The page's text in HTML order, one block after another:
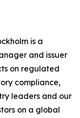
is a
and issuer
on regulated
compliance,
leaders and our
on a global